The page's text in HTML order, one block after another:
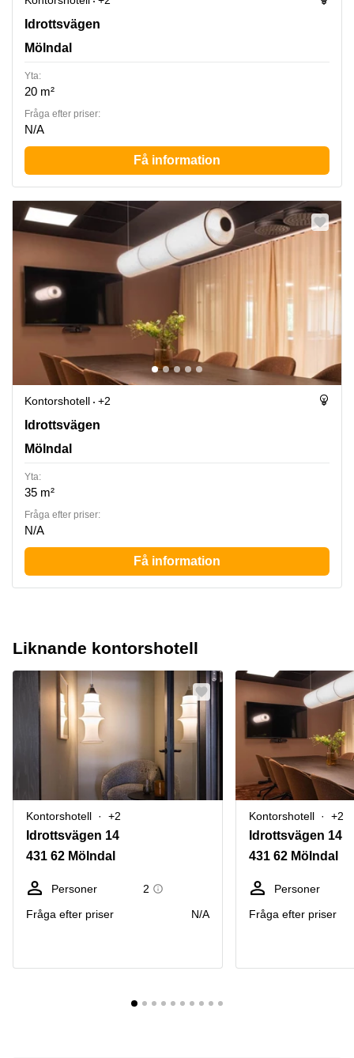
Idrottsvägen 14, Mölndal
Idrottsvägen
Mölndal
Yta:
20 m²
Fråga efter priser:
N/A
Få information
Kontorshotell
+2
Idrottsvägen 14, Mölndal
Idrottsvägen
Mölndal
Yta:
35 m²
Fråga efter priser:
N/A
Få information
Liknande kontorshotell
Kontorshotell +2
Idrottsvägen 14
431 62 Mölndal
Personer
2
Fråga efter priser
N/A
Kontorshotell +2
Idrottsvägen 14
431 62 Mölndal
Personer
Fråga efter priser